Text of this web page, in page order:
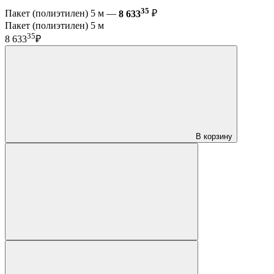
Пакет (полиэтилен) 5 м — 8 63335 ₽
Пакет (полиэтилен) 5 м
8 63335₽
В корзину